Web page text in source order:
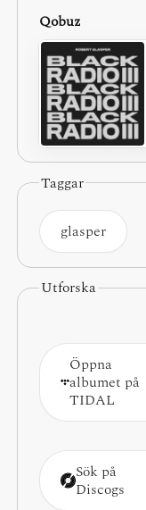
Qobuz
Taggar
glasper
Utforska
Öppna
albumet på
TIDAL
Sök på
Discogs